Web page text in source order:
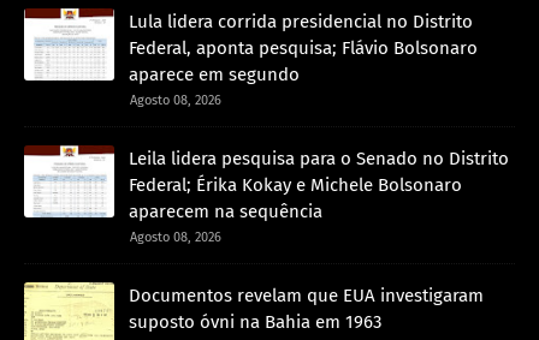
Lula lidera corrida presidencial no Distrito
Federal, aponta pesquisa; Flávio Bolsonaro
aparece em segundo
Agosto 08, 2026
Leila lidera pesquisa para o Senado no Distrito
Federal; Érika Kokay e Michele Bolsonaro
aparecem na sequência
Agosto 08, 2026
Documentos revelam que EUA investigaram
suposto óvni na Bahia em 1963